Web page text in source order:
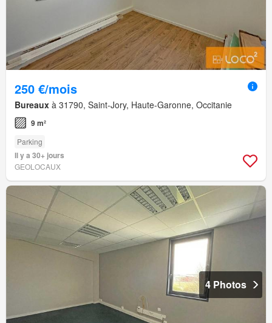
250 €/mois
Bureaux à 31790, Saint-Jory, Haute-Garonne, Occitanie
9 m²
Parking
Il y a 30+ jours
GEOLOCAUX
4 Photos